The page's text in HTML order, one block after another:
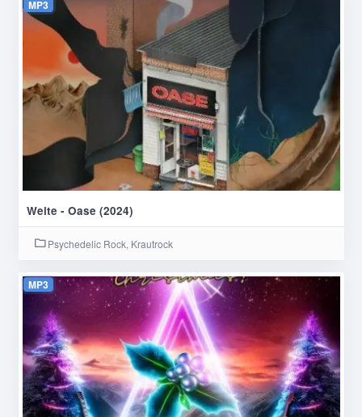
MP3
Weite - Oase (2024)
Psychedelic Rock, Krautrock
MP3